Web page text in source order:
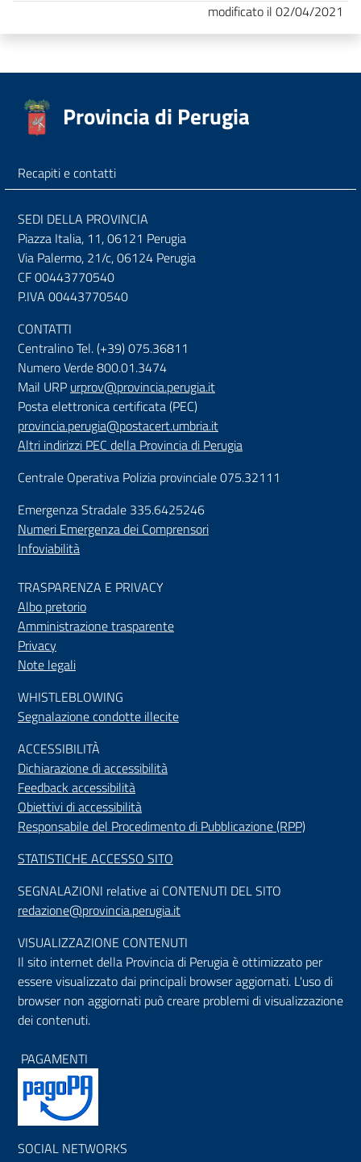
modificato il 02/04/2021
Provincia di Perugia
Recapiti e contatti
SEDI DELLA PROVINCIA
Piazza Italia, 11, 06121 Perugia
Via Palermo, 21/c, 06124 Perugia
CF 00443770540
P.IVA 00443770540
CONTATTI
Centralino Tel. (+39) 075.36811
Numero Verde 800.01.3474
Mail URP urprov@provincia.perugia.it
Posta elettronica certificata (PEC)
provincia.perugia@postacert.umbria.it
Altri indirizzi PEC della Provincia di Perugia
Centrale Operativa Polizia provinciale 075.32111
Emergenza Stradale 335.6425246
Numeri Emergenza dei Comprensori
Infoviabilità
TRASPARENZA E PRIVACY
Albo pretorio
Amministrazione trasparente
Privacy
Note legali
WHISTLEBLOWING
Segnalazione condotte illecite
ACCESSIBILITÀ
Dichiarazione di accessibilità
Feedback accessibilità
Obiettivi di accessibilità
Responsabile del Procedimento di Pubblicazione (RPP)
STATISTICHE ACCESSO SITO
SEGNALAZIONI relative ai CONTENUTI DEL SITO
redazione@provincia.perugia.it
VISUALIZZAZIONE CONTENUTI
Il sito internet della Provincia di Perugia è ottimizzato per
essere visualizzato dai principali browser aggiornati. L'uso di
browser non aggiornati può creare problemi di visualizzazione
dei contenuti.
PAGAMENTI
SOCIAL NETWORKS